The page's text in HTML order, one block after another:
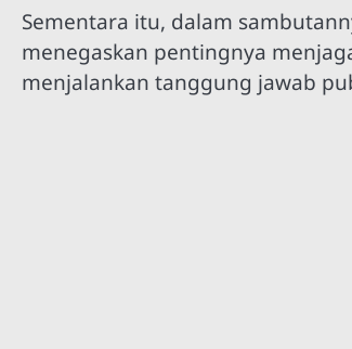
Sementara itu, dalam
menegaskan pentingnya
menjalankan tanggung jawab